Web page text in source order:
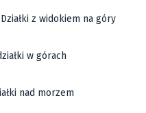
Działki z widokiem na góry
w górach
nad morzem